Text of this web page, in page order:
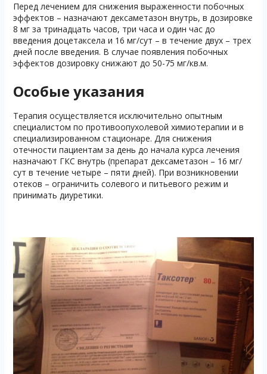
Перед лечением для снижения выраженности побочных
эффектов – назначают дексаметазон внутрь, в дозировке
8 мг за тринадцать часов, три часа и один час до
введения доцетаксела и 16 мг/сут – в течение двух – трех
дней после введения. В случае появления побочных
эффектов дозировку снижают до 50-75 мг/кв.м.
Особые указания
Терапия осуществляется исключительно опытным
специалистом по противоопухолевой химиотерапии и в
специализированном стационаре. Для снижения
отечности пациентам за день до начала курса лечения
назначают ГКС внутрь (препарат дексаметазон – 16 мг/
сут в течение четыре – пяти дней). При возникновении
отеков – ограничить солевого и питьевого режим и
принимать диуретики.